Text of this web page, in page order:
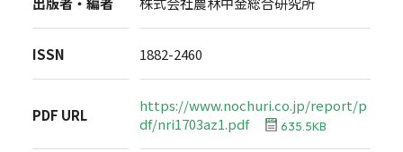
ISSN 1882-2460
PDF URL
https://www.nochuri.co.jp/report/p
df/nri1703az1.pdf
635.5KB